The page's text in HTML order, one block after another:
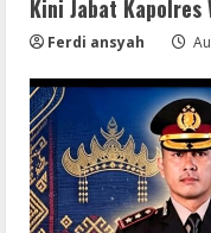
Kini Jabat Kapolres
Ferdi ansyah